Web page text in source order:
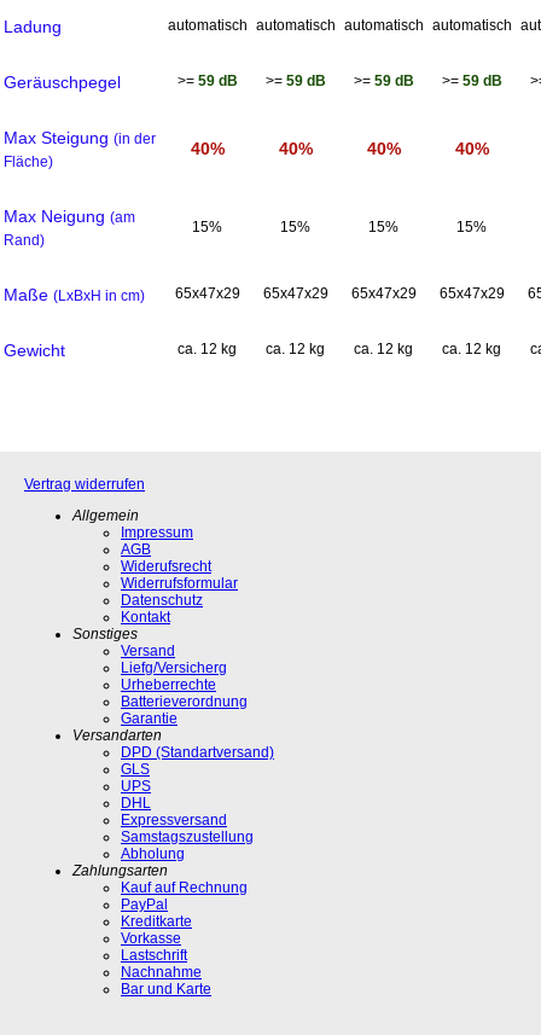
Ladung automatisch automatisch automatisch automatisch
Geräuschpegel >= 59dB >= 59dB >= 59dB >= 59dB
Max Steigung (in der
Fläche)
40% 40% 40% 40%
Max Neigung (am
Rand)
15% 15% 15% 15%
Maße (LxBxH in cm) 65x47x29 65x47x29 65x47x29 65x47x29
Gewicht ca. 12 kg ca. 12 kg ca. 12 kg ca. 12 kg
Vertrag widerrufen
Allgemein
Impressum
AGB
Widerufsrecht
Widerrufsformular
Datenschutz
Kontakt
Sonstiges
Versand
Liefg/Versicherg
Urheberrechte
Batterieverordnung
Garantie
Versandarten
DPD (Standartversand)
GLS
UPS
DHL
Expressversand
Samstagszustellung
Abholung
Zahlungsarten
Kauf auf Rechnung
PayPal
Kreditkarte
Vorkasse
Lastschrift
Nachnahme
Bar und Karte